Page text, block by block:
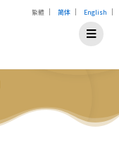
繁體 | 简体 | English |